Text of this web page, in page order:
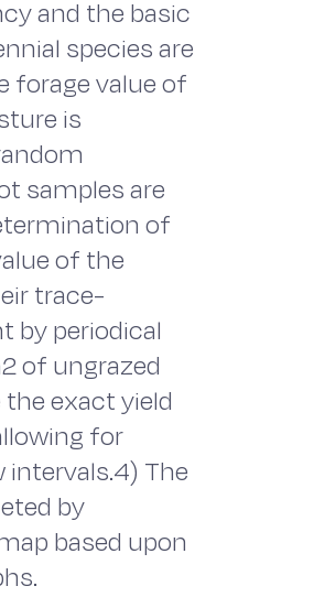
and the basic
species are
forage value of
is
samples are
of
of the
trace-
by periodical
of ungrazed
exact yield
for
The
by
based upon